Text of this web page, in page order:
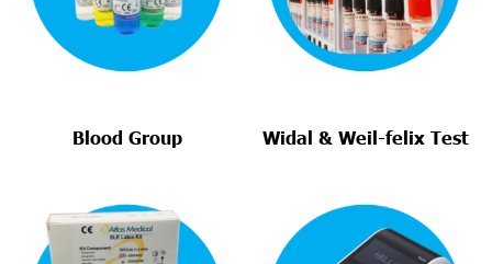
Blood Group Widal & Weil-felix Test